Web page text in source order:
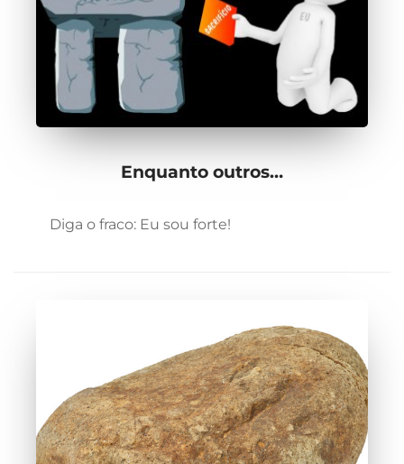
Enquanto outros…
Diga o fraco: Eu sou forte!